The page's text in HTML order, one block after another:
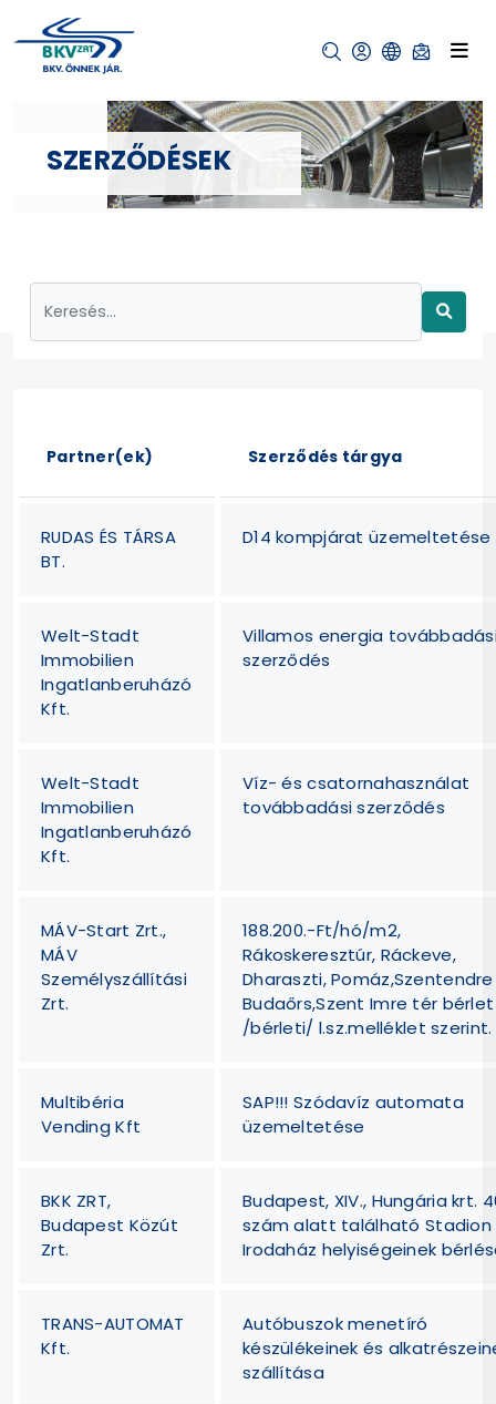
SZERZŐDÉSEK
Partner(ek) Szerződés tárgya
RUDAS ÉS TÁRSA
BT.
D14 kompjárat üzemeltetése
Welt-Stadt
Immobilien
Ingatlanberuházó
Kft.
Villamos energia
szerződés
Welt-Stadt
Immobilien
Ingatlanberuházó
Kft.
Víz- és csatornahasználat
továbbadási szerződés
MÁV-Start Zrt.,
MÁV
Személyszállítási
Zrt.
188.200.-Ft/hó/m2,
Rákoskeresztúr, Ráckeve,
Dharaszti, Pomáz,Szentendre
Budaőrs,Szent Imre tér bérlet
/bérleti/ l.sz.melléklet szerint.
Multibéria
Vending Kft
SAP!!! Szódavíz automata
üzemeltetése
BKK ZRT,
Budapest Közút
Zrt.
Budapest, XIV., Hungária krt.
szám alatt található Stadion
Irodaház helyiségeinek
TRANS-AUTOMAT
Kft.
Autóbuszok menetíró
készülékeinek és
szállítása